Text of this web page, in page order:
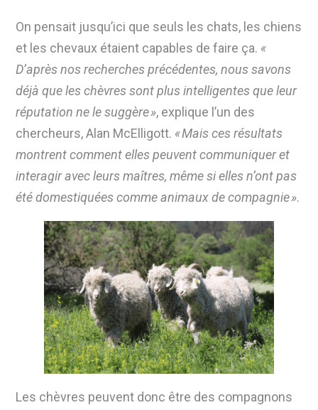
On pensait jusqu’ici que seuls les chats, les chiens
et les chevaux étaient capables de faire ça. «
D’après nos recherches précédentes, nous savons
déjà que les chèvres sont plus intelligentes que leur
réputation ne le suggère », explique l’un des
chercheurs, Alan McElligott. « Mais ces résultats
montrent comment elles peuvent communiquer et
interagir avec leurs maîtres, même si elles n’ont pas
été domestiquées comme animaux de compagnie ».
Les chèvres peuvent donc être des compagnons